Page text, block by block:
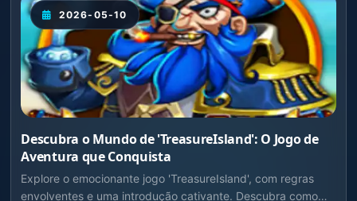
2026-05-10
Descubra o Mundo de 'TreasureIsland': O Jogo de
Aventura que Conquista
Explore o emocionante jogo 'TreasureIsland', com regras
envolventes e uma introdução cativante. Descubra como